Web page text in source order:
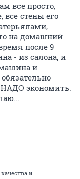
все просто,
все стены его
на домашний
после 9
- из салона, и
и
НАДО экономить.
и